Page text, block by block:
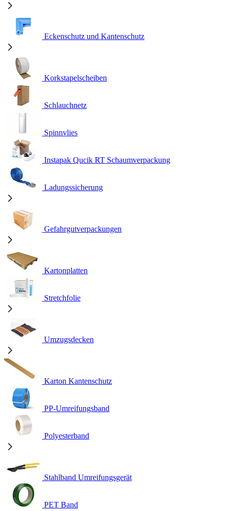
Eckenschutz und Kantenschutz
Korkstapelscheiben
Schlauchnetz
Spinnvlies
Instapak Qucik RT Schaumverpackung
Ladungssicherung
Gefahrgutverpackungen
Kartonplatten
Stretchfolie
Umzugsdecken
Karton Kantenschutz
PP-Umreifungsband
Polyesterband
Stahlband Umreifungsgerät
PET Band